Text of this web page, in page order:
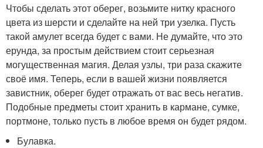
Чтобы сделать этот оберег, возьмите нитку красного
цвета из шерсти и сделайте на ней три узелка. Пусть
такой амулет всегда будет с вами. Не думайте, что это
ерунда, за простым действием стоит серьезная
могущественная магия. Делая узлы, три раза скажите
своё имя. Теперь, если в вашей жизни появляется
завистник, оберег будет отражать от вас весь негатив.
Подобные предметы стоит хранить в кармане, сумке,
портмоне, только пусть в любое время он будет рядом.
Булавка.